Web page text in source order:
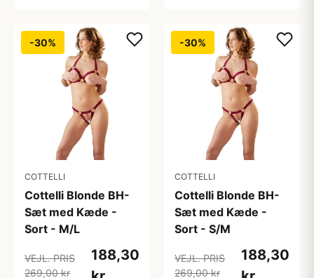
-30%
COTTELLI
Cottelli Blonde BH-
Sæt med Kæde -
Sort - M/L
VEJL. PRIS
269,00 kr
188,30
-30%
COTTELLI
Cottelli Blonde BH-
Sæt med Kæde -
Sort - S/M
VEJL. PRIS
269,00 kr
188,30